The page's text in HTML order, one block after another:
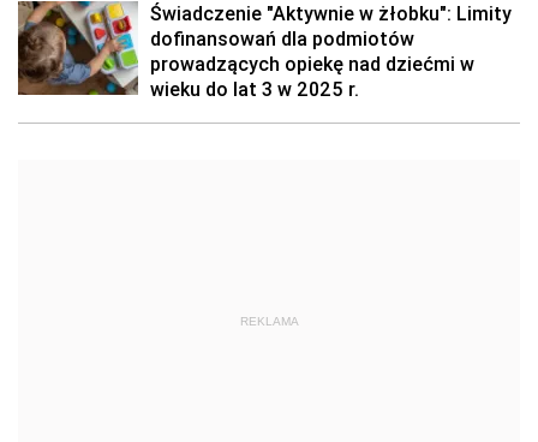
Świadczenie "Aktywnie w żłobku": Limity
dofinansowań dla podmiotów
prowadzących opiekę nad dziećmi w
wieku do lat 3 w 2025 r.
REKLAMA